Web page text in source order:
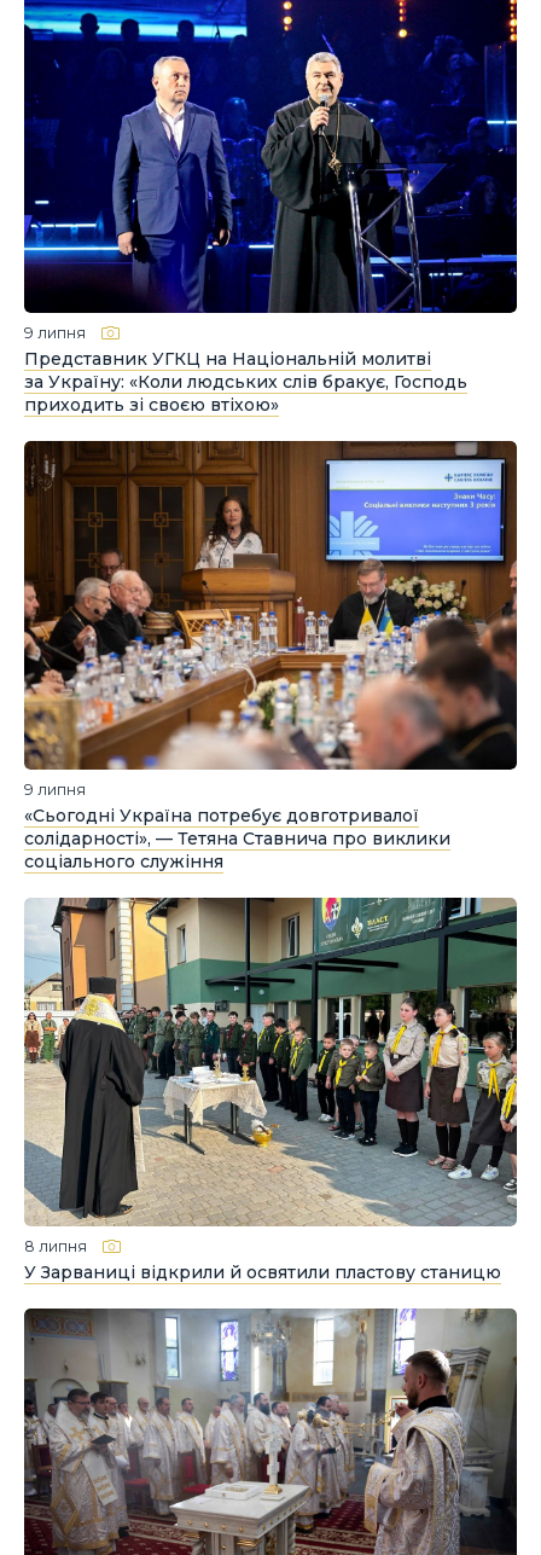
9 липня
Представник УГКЦ на Національній молитві
за Україну: «Коли людських слів бракує, Господь
приходить зі своєю втіхою»
9 липня
«Сьогодні Україна потребує довготривалої
солідарності», — Тетяна Ставнича про виклики
соціального служіння
8 липня
У Зарваниці відкрили й освятили пластову станицю